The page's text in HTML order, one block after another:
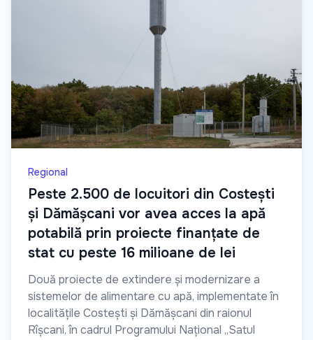
Regional
Peste 2.500 de locuitori din Costești
și Dămășcani vor avea acces la apă
potabilă prin proiecte finanțate de
stat cu peste 16 milioane de lei
Două proiecte de extindere și modernizare a
sistemelor de alimentare cu apă, implementate în
localitățile Costești și Dămășcani din raionul
Rîșcani, în cadrul Programului Național „Satul